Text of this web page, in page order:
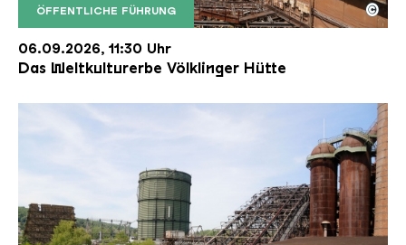
ÖFFENTLICHE FÜHRUNG
Der Erzschrägaufzug der Völklinger Hütte mit
Copyright: Weltkulturerbe Völklinger Hütte | Karl
©
06.09.2026, 11:30 Uhr
Das Weltkulturerbe Völklinger Hütte